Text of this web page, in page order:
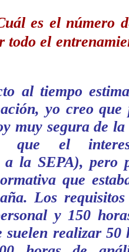
es el número
todo el
al tiempo
yo creo
muy segura de
que el
a la SEPA), pero
que
Los
y 150
suelen realizar 50